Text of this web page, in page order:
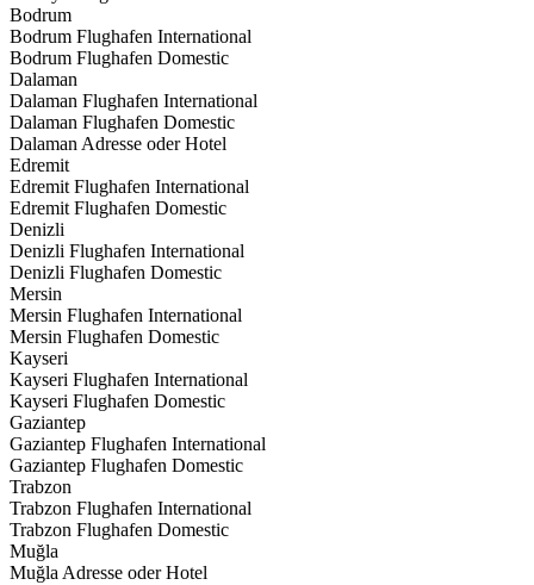
Bodrum
Bodrum Flughafen International
Bodrum Flughafen Domestic
Dalaman
Dalaman Flughafen International
Dalaman Flughafen Domestic
Dalaman Adresse oder Hotel
Edremit
Edremit Flughafen International
Edremit Flughafen Domestic
Denizli
Denizli Flughafen International
Denizli Flughafen Domestic
Mersin
Mersin Flughafen International
Mersin Flughafen Domestic
Kayseri
Kayseri Flughafen International
Kayseri Flughafen Domestic
Gaziantep
Gaziantep Flughafen International
Gaziantep Flughafen Domestic
Trabzon
Trabzon Flughafen International
Trabzon Flughafen Domestic
Muğla
Muğla Adresse oder Hotel